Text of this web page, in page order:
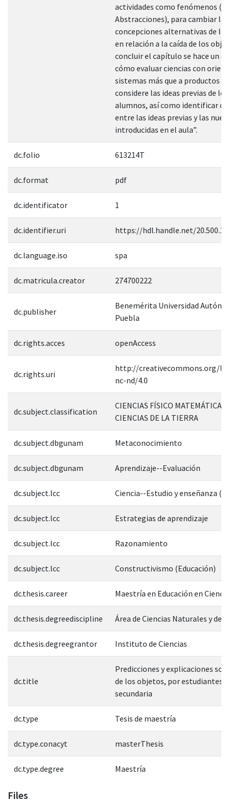
actividades como fenómenos
Abstracciones), para cambiar las
concepciones alternativas de
en relación a la caída de los
concluir el capítulo se hace un
cómo evaluar ciencias con
sistemas más que a productos
considere las ideas previas de los
alumnos, así como identificar
entre las ideas previas y las
introducidas en el aula”.
dc.folio 613214T
dc.format pdf
dc.identificator 1
dc.identifier.uri https://hdl.handle.net/
dc.language.iso spa
dc.matricula.creator 274700222
dc.publisher
Benemérita Universidad
Puebla
dc.rights.acces openAccess
dc.rights.uri
http://creativecommons.org/
nc-nd/4.0
dc.subject.classification
CIENCIAS FÍSICO MATEMÁTICAS
CIENCIAS DE LA TIERRA
dc.subject.dbgunam Metaconocimiento
dc.subject.dbgunam Aprendizaje--Evaluación
dc.subject.lcc Ciencia--Estudio y enseñanza
dc.subject.lcc Estrategias de aprendizaje
dc.subject.lcc Razonamiento
dc.subject.lcc Constructivismo (Educación)
dc.thesis.career Maestría en Educación en
dc.thesis.degreediscipline Área de Ciencias Naturales y de
dc.thesis.degreegrantor Instituto de Ciencias
dc.title
Predicciones y explicaciones
de los objetos, por estudiantes
secundaria
dc.type Tesis de maestría
dc.type.conacyt masterThesis
dc.type.degree Maestría
Files